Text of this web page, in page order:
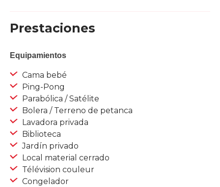
Prestaciones
Equipamientos
Cama bebé
Ping-Pong
Parabólica / Satélite
Bolera / Terreno de petanca
Lavadora privada
Biblioteca
Jardín privado
Local material cerrado
Télévision couleur
Congelador